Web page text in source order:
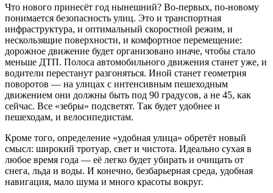
Что нового принесёт год нынешний? Во-первых, по-новому
понимается безопасность улиц. Это и транспортная
инфраструктура, и оптимальный скоростной режим, и
нескользящие поверхности, и комфорт­ное перемещение:
дорожное движение будет организовано иначе, чтобы стало
меньше ДТП. Полоса автомобильного движения станет уже, и
водители перестанут разгоняться. Иной станет геометрия
поворотов — на улицах с интенсивным пешеходным
движением они должны быть под 90 градусов, а не 45, как
сейчас. Все «зебры» подсветят. Так будет удобнее и
пешеходам, и велосипедистам.
Кроме того, определение «удобная улица» обретёт новый
смысл: широкий тротуар, свет и чистота. Идеально сухая в
любое время года — её легко будет убирать и очищать от
снега, льда и воды. И конечно, безбарьерная среда, удобная
навигация, мало шума и много красоты вокруг.